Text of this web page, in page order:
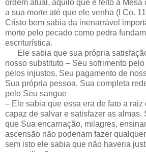
ordem atual, aquilo que é feito à Mesa
a sua morte até que ele venha (I Co.
Cristo bem sabia da inenarrável
morte pelo pecado como pedra
escriturística.
Ele sabia que sua própria
nosso substituto – Seu sofrimento
pelos injustos, Seu pagamento de
Sua própria pessoa, Sua completa
pelo Seu sangue
– Ele sabia que essa era de fato a raiz
capaz de salvar e satisfazer as almas.
que Sua encarnação, milagres,
ascensão não poderiam fazer
sem isto ele sabia que não haveria